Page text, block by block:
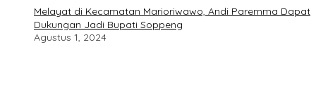
Melayat di Kecamatan Marioriwawo, Andi Paremma Dapat
Dukungan Jadi Bupati Soppeng
Agustus 1, 2024